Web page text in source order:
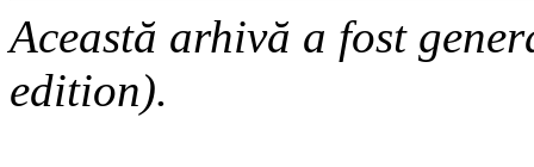
Această arhivă a fost
edition).